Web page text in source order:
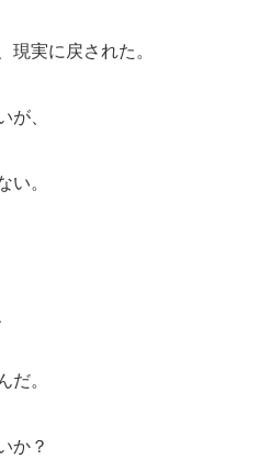
現実に戻された。
が、
い。
だ。
か？